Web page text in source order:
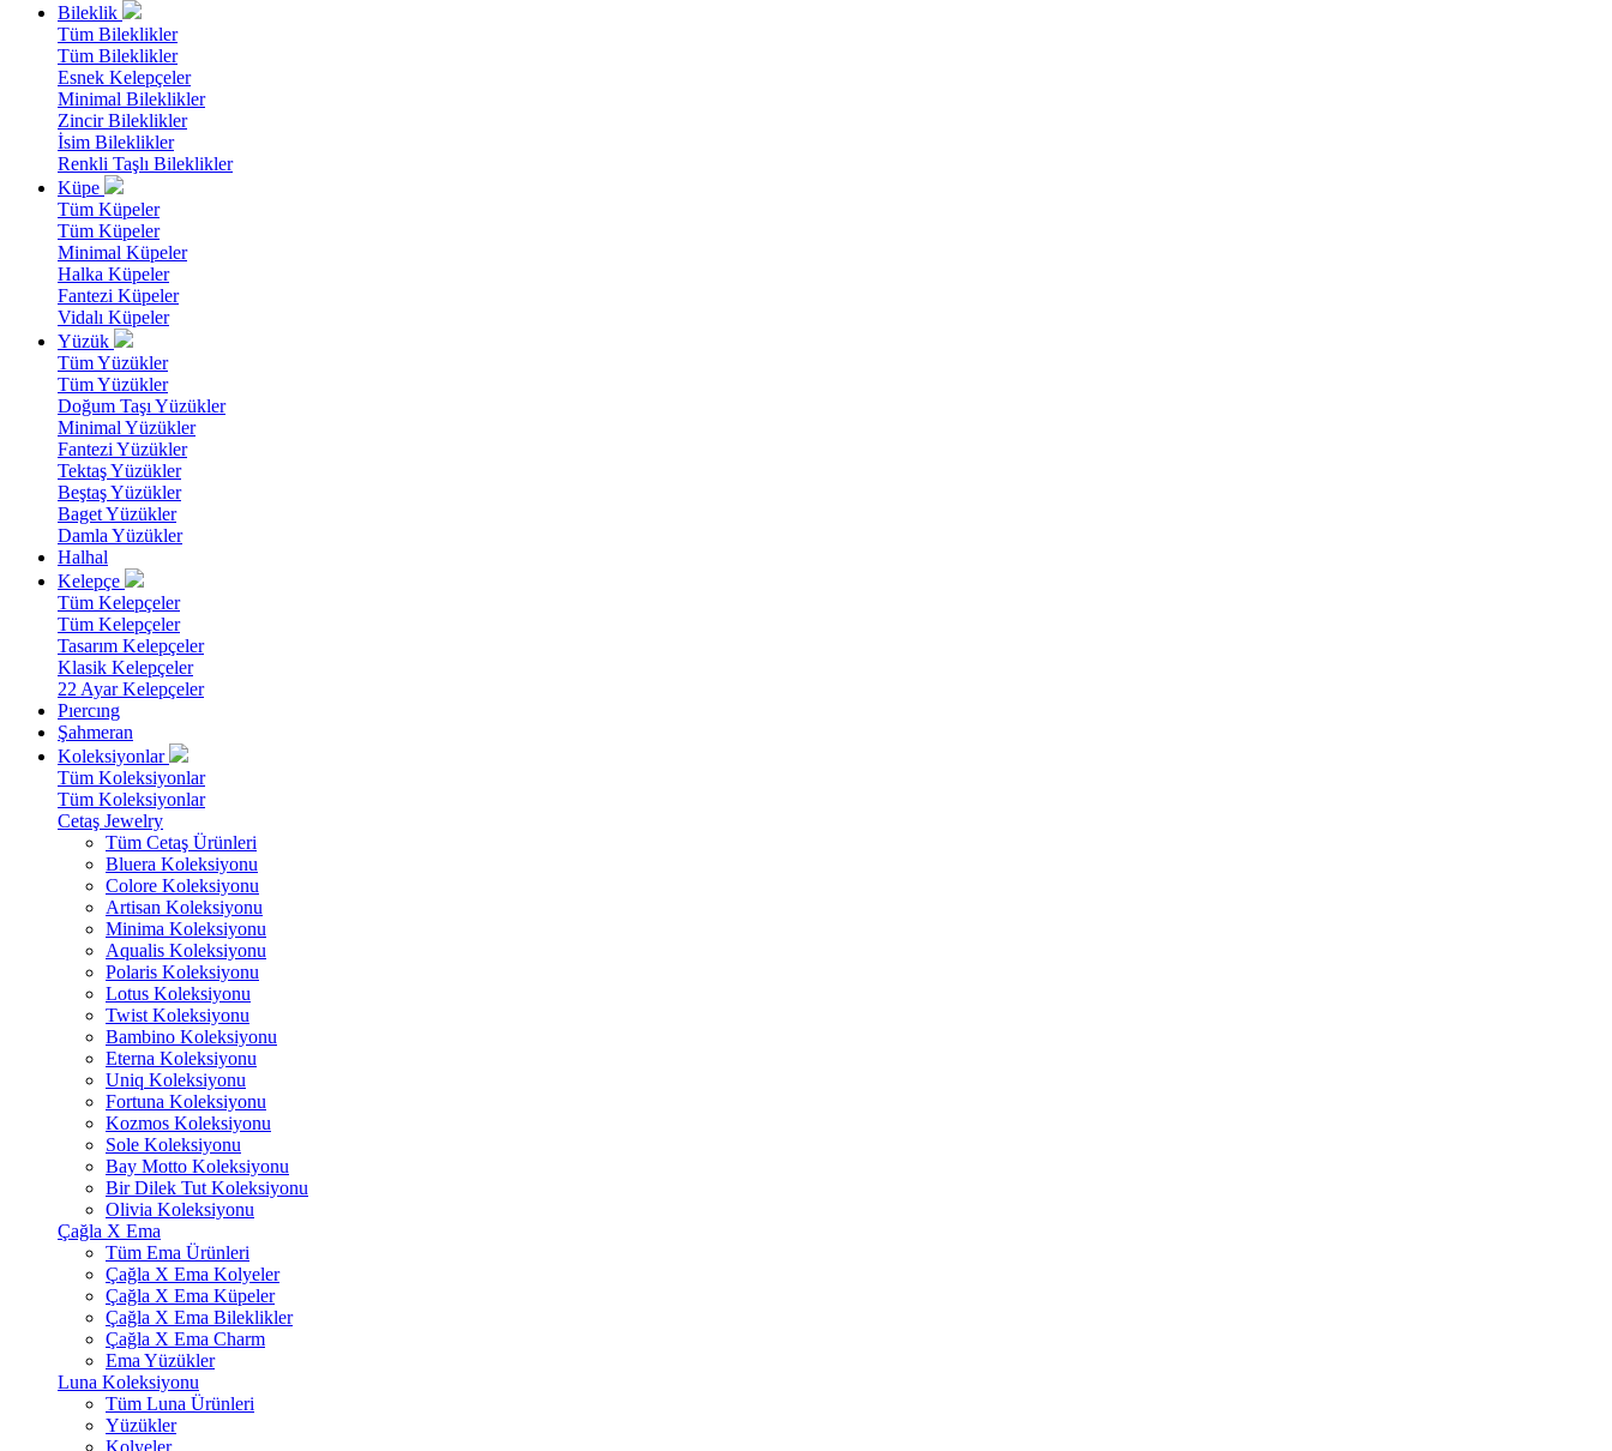
Bileklik
Tüm Bileklikler
Tüm Bileklikler
Esnek Kelepçeler
Minimal Bileklikler
Zincir Bileklikler
İsim Bileklikler
Renkli Taşlı Bileklikler
Küpe
Tüm Küpeler
Tüm Küpeler
Minimal Küpeler
Halka Küpeler
Fantezi Küpeler
Vidalı Küpeler
Yüzük
Tüm Yüzükler
Tüm Yüzükler
Doğum Taşı Yüzükler
Minimal Yüzükler
Fantezi Yüzükler
Tektaş Yüzükler
Beştaş Yüzükler
Baget Yüzükler
Damla Yüzükler
Halhal
Kelepçe
Tüm Kelepçeler
Tüm Kelepçeler
Tasarım Kelepçeler
Klasik Kelepçeler
22 Ayar Kelepçeler
Pıercıng
Şahmeran
Koleksiyonlar
Tüm Koleksiyonlar
Tüm Koleksiyonlar
Cetaş Jewelry
Tüm Cetaş Ürünleri
Bluera Koleksiyonu
Colore Koleksiyonu
Artisan Koleksiyonu
Minima Koleksiyonu
Aqualis Koleksiyonu
Polaris Koleksiyonu
Lotus Koleksiyonu
Twist Koleksiyonu
Bambino Koleksiyonu
Eterna Koleksiyonu
Uniq Koleksiyonu
Fortuna Koleksiyonu
Kozmos Koleksiyonu
Sole Koleksiyonu
Bay Motto Koleksiyonu
Bir Dilek Tut Koleksiyonu
Olivia Koleksiyonu
Çağla X Ema
Tüm Ema Ürünleri
Çağla X Ema Kolyeler
Çağla X Ema Küpeler
Çağla X Ema Bileklikler
Çağla X Ema Charm
Ema Yüzükler
Luna Koleksiyonu
Tüm Luna Ürünleri
Yüzükler
Kolyeler